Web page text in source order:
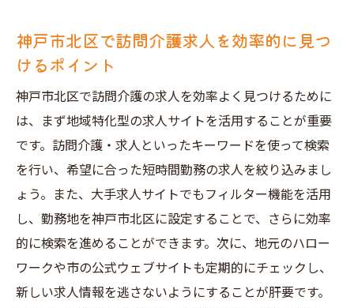
神戸市北区で訪問介護求人を効率的に見つ
けるポイント
神戸市北区で訪問介護の求人を効率よく見つけるために
は、まず地域特化型の求人サイトを活用することが重要
です。訪問介護・求人といったキーワードを使って検索
を行い、希望に合った短時間勤務の求人を絞り込みまし
ょう。また、大手求人サイトでもフィルター機能を活用
し、勤務地を神戸市北区に設定することで、さらに効率
的に検索を進めることができます。次に、地元のハロー
ワークや市の公式ウェブサイトも定期的にチェックし、
新しい求人情報を逃さないようにすることが肝要です。